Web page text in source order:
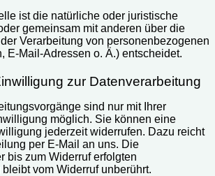
ist die natürliche oder juristische
gemeinsam mit anderen über die
Verarbeitung von personenbezogenen
E-Mail-Adressen o. Ä.) entscheidet.
zur Datenverarbeitung
sind nur mit Ihrer
möglich. Sie können eine
jederzeit widerrufen. Dazu reicht
per E-Mail an uns. Die
bis zum Widerruf erfolgten
vom Widerruf unberührt.